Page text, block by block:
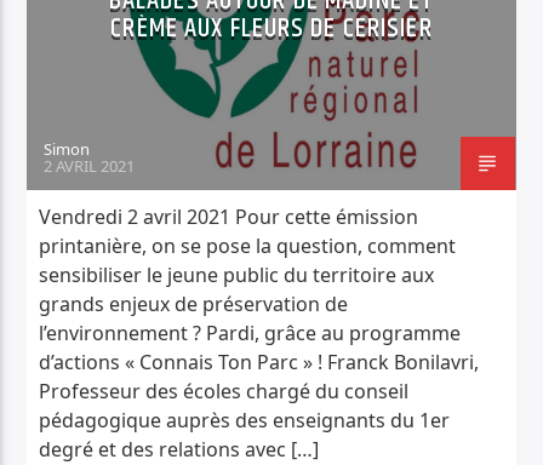
PISTE ACTUELLE
JUNGLE FEVER
TOUT LE ROCK UNDERGROUND PRÉSENTÉ PAR SYNED TONETTA
Radio Déclic
CRÈME AUX FLEURS DE CERISIER
Simon
2 AVRIL 2021
Vendredi 2 avril 2021 Pour cette émission
printanière, on se pose la question, comment
sensibiliser le jeune public du territoire aux
grands enjeux de préservation de
l’environnement ? Pardi, grâce au programme
d’actions « Connais Ton Parc » ! Franck Bonilavri,
Professeur des écoles chargé du conseil
pédagogique auprès des enseignants du 1er
degré et des relations avec […]